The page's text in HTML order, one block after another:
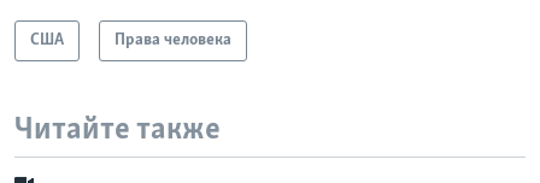
США Права человека
Читайте также